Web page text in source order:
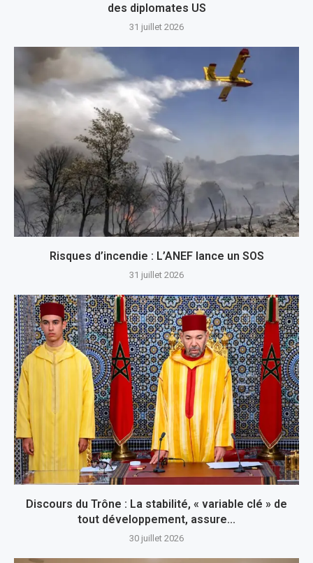
des diplomates US
31 juillet 2026
Risques d’incendie : L’ANEF lance un SOS
31 juillet 2026
Discours du Trône : La stabilité, « variable clé » de
tout développement, assure...
30 juillet 2026